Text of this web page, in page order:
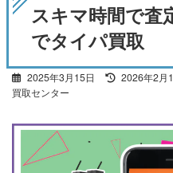
スキマ時間で査
でタイパ買取
2025年3月15日
最
日
時
2026年2月
買取センター